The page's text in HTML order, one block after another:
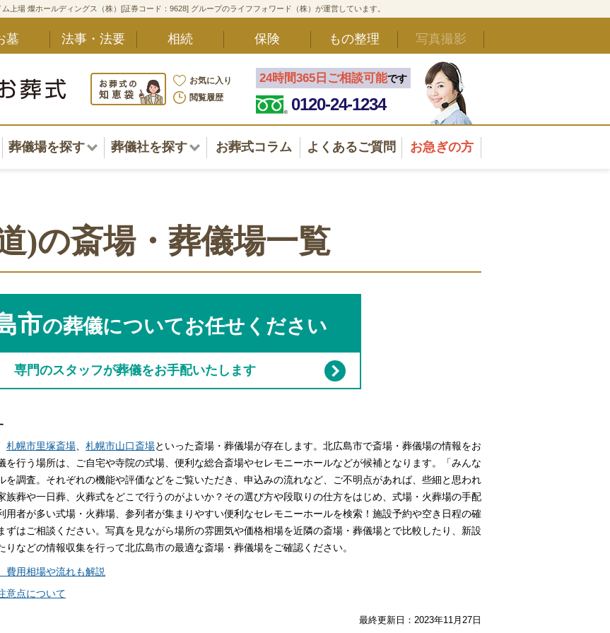
上場 燦ホールディングス（株）[証券コード：9628] グループのライフフォワード（株）が運営しています。
墓 法事・法要 相続 保険 もの整理 写真撮影
お気に入り
閲覧履歴
24時間365日ご相談可能です
0120-24-1234
まで
場
葬儀場を探す
東北・甲信越・北陸
関東
中部・東海
関西
中国・四国
葬儀社を探す
東北・甲信越・北陸
関東
中部・東海
関西
中国・四国
お葬式コラム よくあるご質問 お急ぎの方
)の斎場・葬儀場一覧
市の葬儀についてお任せください
専門のスタッフが葬儀をお手配いたします
札幌市里塚斎場 札幌市山口斎場といった斎場・葬儀場が存在します。北広島市で斎場・葬儀場の情報をお
行う場所は、ご自宅や寺院の式場、便利な総合斎場やセレモニーホールなどが候補となります。「みんな
調査。それぞれの機能や評価などをご覧いただき、申込みの流れなど、ご不明点があれば、些細と思われ
葬や一日葬、火葬式をどこで行うのがよいか？その選び方や段取りの仕方をはじめ、式場・火葬場の手配
用者が多い式場・火葬場、参列者が集まりやすい便利なセレモニーホールを検索！施設予約や空き日程の確
はご相談ください。写真を見ながら場所の雰囲気や価格相場を近隣の斎場・葬儀場とで比較したり、新設
などの情報収集を行って北広島市の最適な斎場・葬儀場をご確認ください。
費用相場や流れも解説
意点について
最終更新日： 2023年11月27日